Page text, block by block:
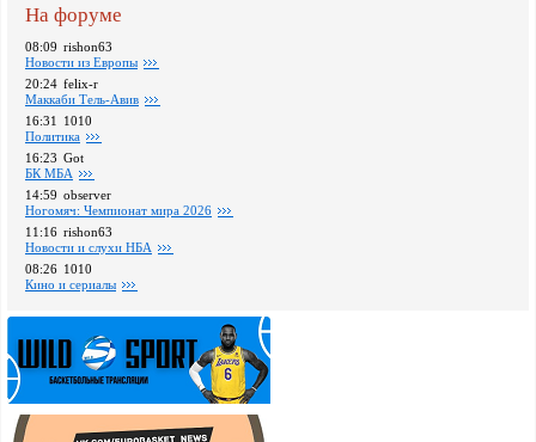
На форуме
08:09 rishon63
Новости из Европы
20:24 felix-r
Маккаби Тель-Авив
16:31
1010
Политика
16:23 Got
БК МБА
14:59 observer
Ногомяч: Чемпионат мира 2026
11:16 rishon63
Новости и слухи НБА
08:26 1010
Кино и сериалы